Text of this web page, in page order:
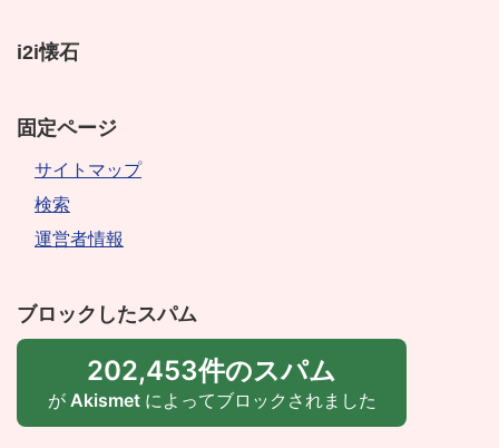
i2i懐石
固定ページ
サイトマップ
検索
運営者情報
ブロックしたスパム
202,453件のスパム
が Akismetによってブロックされました